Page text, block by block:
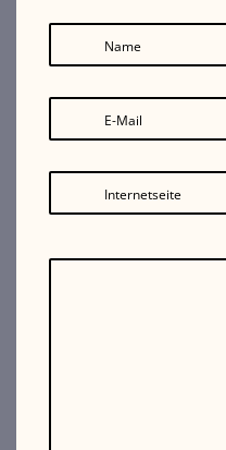
Name
E-Mail
Internetseite